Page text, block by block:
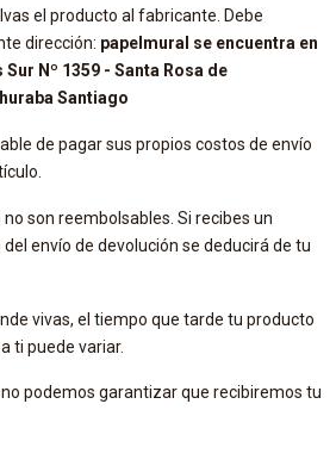
el producto al fabricante. Debe
dirección: papelmural se encuentra en
Nº 1359 - Santa Rosa de
Santiago
de pagar sus propios costos de envío
no son reembolsables. Si recibes un
envío de devolución se deducirá de tu
vivas, el tiempo que tarde tu producto
ti puede variar.
podemos garantizar que recibiremos tu